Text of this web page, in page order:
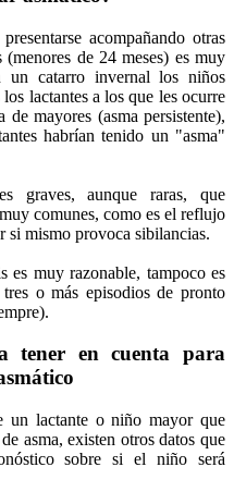
acompañando otras
(menores de 24 meses) es muy
un catarro invernal los niños
lactantes a los que les ocurre
mayores (asma persistente),
habrían tenido un "asma"
graves, aunque raras, que
comunes, como es el reflujo
si mismo provoca sibilancias.
es muy razonable, tampoco es
o más episodios de pronto
tener en cuenta para
un lactante o niño mayor que
asma, existen otros datos que
sobre si el niño será